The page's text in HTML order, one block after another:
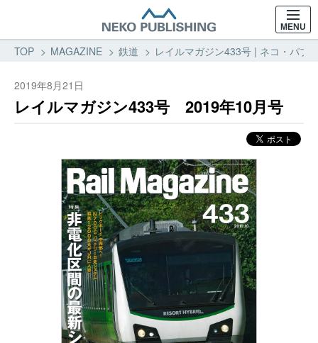
MENU
TOP MAGAZINE 鉄道 レイルマガジン433号 | ネコ・パブ
2019年8月21日
レイルマガジン433号 2019年10月号